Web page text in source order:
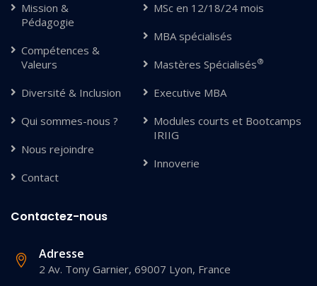
Mission &
Pédagogie
Compétences &
Valeurs
Diversité & Inclusion
Qui sommes-nous ?
Nous rejoindre
Contact
MSc en 12/18/24 mois
MBA spécialisés
Mastères Spécialisés®
Executive MBA
Modules courts et Bootcamps
IRIIG
Innoverie
Contactez-nous
Adresse
2 Av. Tony Garnier, 69007 Lyon, France